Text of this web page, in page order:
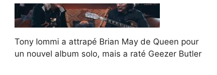
Tony Iommi a attrapé Brian May de Queen pour
un nouvel album solo, mais a raté Geezer Butler